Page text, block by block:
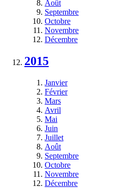
Août
Septembre
Octobre
Novembre
Décembre
2015
Janvier
Février
Mars
Avril
Mai
Juin
Juillet
Août
Septembre
Octobre
Novembre
Décembre